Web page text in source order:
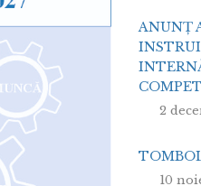
ANUNȚ
2
10